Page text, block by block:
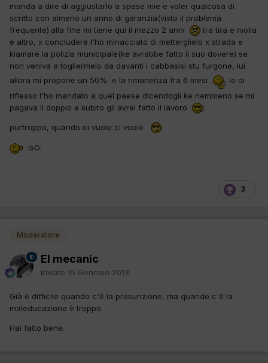
manda a dire di aggiustarlo a spese mie e voler qualcosa di
scritto con almeno un anno di garanzia(visto il problema
frequente).alla fine mi tiene qui il mezzo 2 anni
tra tira e molla
e altro, x concludere l'ho minacciato di metterglielo x strada e
kiamare la polizia municipale(ke avrabbe fatto il suo dovere) se
non veniva a togliermelo da davanti i cabbasisi stu furgone, lui
allora mi propone un 50% e la rimanenza fra 6 mesi
io di
riflesso l'ho mandato a quel paese dicendogli ke nemmeno se mi
pagava il doppio e subito gli avrei fatto il lavoro
purtroppo, quando ci vuole ci vuole
:oO:
3
Moderatore
El mecanic
Inviato 15 Gennaio 2013
Già è difficile quando c'è la presunzione, ma quando c'è la
maleducazione è troppo.
Hai fatto bene.